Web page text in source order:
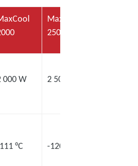
MaxCool
2500L
000 W 2 500 W
°C -120 °C